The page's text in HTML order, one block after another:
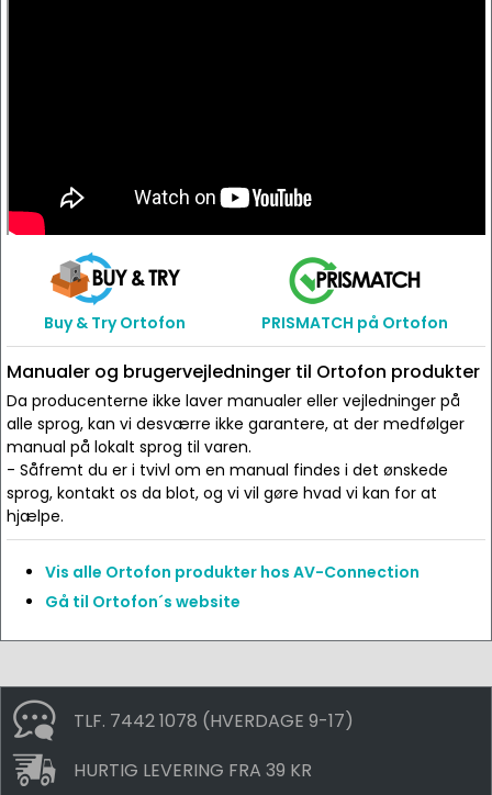
Buy & Try Ortofon PRISMATCH på Ortofon
Manualer og brugervejledninger til Ortofon produkter
Da producenterne ikke laver manualer eller vejledninger på
alle sprog, kan vi desværre ikke garantere, at der medfølger
manual på lokalt sprog til varen.
- Såfremt du er i tvivl om en manual findes i det ønskede
sprog, kontakt os da blot, og vi vil gøre hvad vi kan for at
hjælpe.
Vis alle Ortofon produkter hos AV-Connection
Gå til Ortofon´s website
TLF. 7442 1078 (HVERDAGE 9-17)
HURTIG LEVERING FRA 39 KR